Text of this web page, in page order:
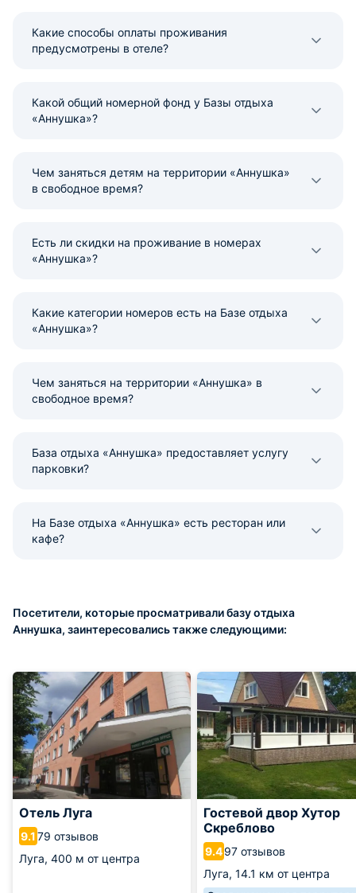
Какие способы оплаты проживания
предусмотрены в отеле?
Какой общий номерной фонд у Базы отдыха
«Аннушка»?
Чем заняться детям на территории «Аннушка»
в свободное время?
Есть ли скидки на проживание в номерах
«Аннушка»?
Какие категории номеров есть на Базе отдыха
«Аннушка»?
Чем заняться на территории «Аннушка» в
свободное время?
База отдыха «Аннушка» предоставляет услугу
парковки?
На Базе отдыха «Аннушка» есть ресторан или
кафе?
Посетители, которые просматривали базу отдыха
Аннушка, заинтересовались также следующими:
Отель Луга
9.179 отзывов
Луга, 400 м от центра
Гостевой двор Хутор
Скреблово
9.497 отзывов
Луга, 14.1 км от центра